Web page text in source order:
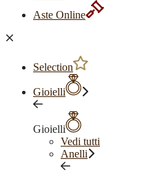
Aste Online
Selection
Gioielli
Gioielli
Vedi tutti
Anelli